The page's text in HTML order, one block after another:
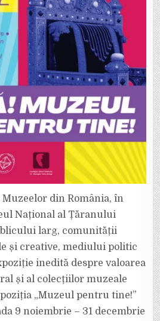
Muzeelor din România, în
Național al Țăranului
larg, comunității
și creative, mediului politic
inedită despre valoarea
și al colecțiilor muzeale
„Muzeul pentru tine!”
9 noiembrie – 31 decembrie